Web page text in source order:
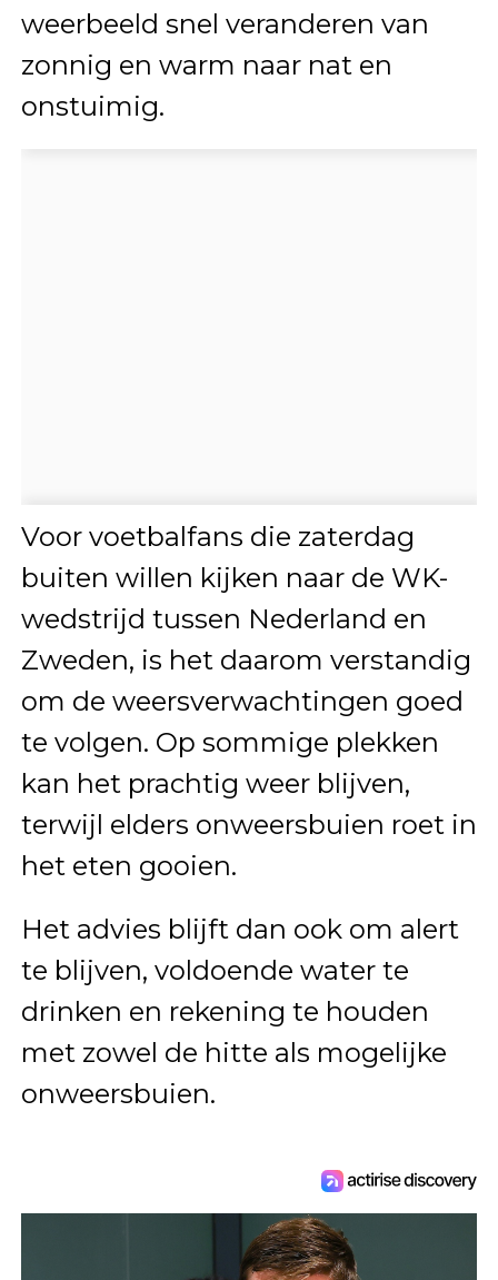
weerbeeld snel veranderen van
zonnig en warm naar nat en
onstuimig.
Voor voetbalfans die zaterdag
buiten willen kijken naar de WK-
wedstrijd tussen Nederland en
Zweden, is het daarom verstandig
om de weersverwachtingen goed
te volgen. Op sommige plekken
kan het prachtig weer blijven,
terwijl elders onweersbuien roet in
het eten gooien.
Het advies blijft dan ook om alert
te blijven, voldoende water te
drinken en rekening te houden
met zowel de hitte als mogelijke
onweersbuien.